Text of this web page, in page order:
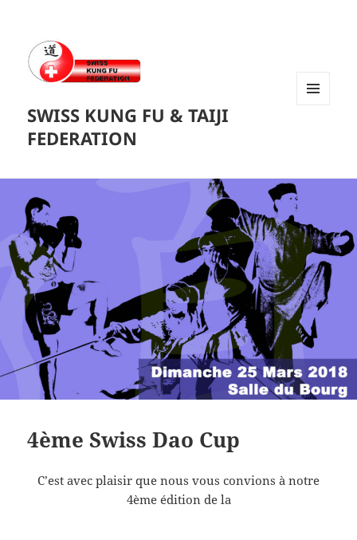
SWISS KUNG FU & TAIJI
FEDERATION
4ème Swiss Dao Cup
C’est avec plaisir que nous vous convions à notre
4ème édition de la